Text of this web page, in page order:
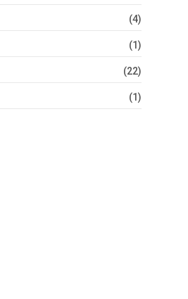
(4)
(1)
(22)
(1)